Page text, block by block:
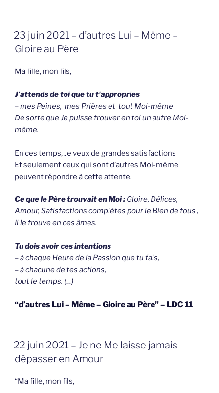
GEPLAATST
OP
23 juin 2021 – d’autres Lui – Même –
Gloire au Père
Ma fille, mon fils,
J’attends de toi que tu t’appropries
– mes Peines, mes Prières et tout Moi-même
De sorte que Je puisse trouver en toi un autre Moi-
même.
En ces temps, Je veux de grandes satisfactions
Et seulement ceux qui sont d’autres Moi-même
peuvent répondre à cette attente.
Ce que le Père trouvait en Moi : Gloire, Délices,
Amour, Satisfactions complètes pour le Bien de tous ,
Il le trouve en ces âmes.
Tu dois avoir ces intentions
– à chaque Heure de la Passion que tu fais,
– à chacune de tes actions,
tout le temps. (…)
“d’autres Lui – Même – Gloire au Père” – LDC 11
GEPLAATST
OP
22 juin 2021 – Je ne Me laisse jamais
dépasser en Amour
“Ma fille, mon fils,